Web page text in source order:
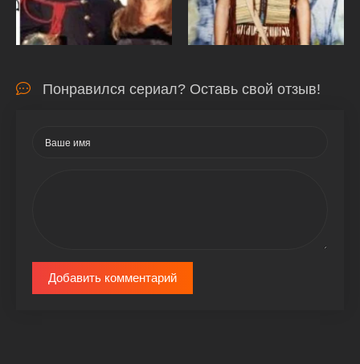
Понравился сериал? Оставь свой отзыв!
Добавить комментарий